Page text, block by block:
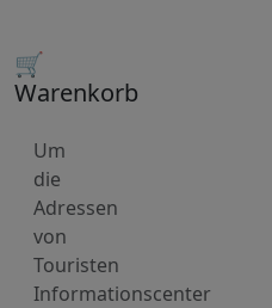
🛒
Warenkorb
Um
die
Adressen
von
Touristen
Informationscenter